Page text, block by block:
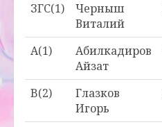
ЗГС(1)
Черныш
Виталий
A(1)
Абилкадиров
Айзат
B(2)
Глазков
Игорь